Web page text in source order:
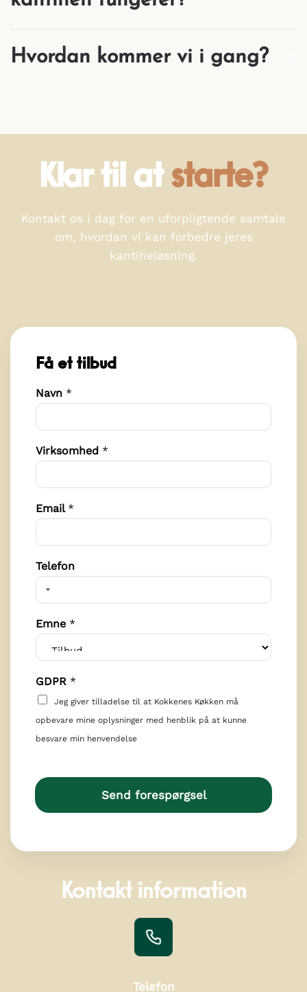
Hvordan kommer vi i gang?
Klar til atstarte?
Kontakt os i dag for en uforpligtende samtale
om, hvordan vi kan forbedre jeres
kantineløsning.
N
a
n
*
a
i
Få et tilbud
Navn *
Virksomhed *
Email *
Telefon
Emne *
GDPR *
Jeg giver tilladelse til at Kokkenes Køkken må
opbevare mine oplysninger med henblik på at kunne
besvare min henvendelse
Send forespørgsel
Kontakt information
Telefon